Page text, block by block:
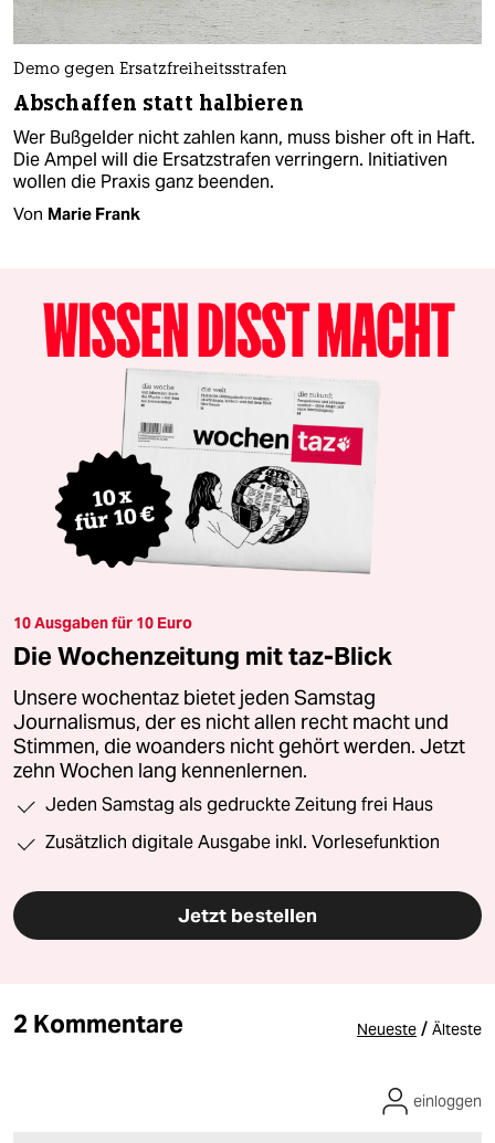
Demo gegen Ersatzfreiheitsstrafen
Abschaffen statt halbieren
Wer Bußgelder nicht zahlen kann, muss bisher oft in Haft.
Die Ampel will die Ersatzstrafen verringern. Initiativen
wollen die Praxis ganz beenden.
Von Marie Frank
10 Ausgaben für 10 Euro
Die Wochenzeitung mit taz-Blick
Unsere wochentaz bietet jeden Samstag
Journalismus, der es nicht allen recht macht und
Stimmen, die woanders nicht gehört werden. Jetzt
zehn Wochen lang kennenlernen.
Jeden Samstag als gedruckte Zeitung frei Haus
Zusätzlich digitale Ausgabe inkl. Vorlesefunktion
Jetzt bestellen
2 Kommentare Neueste / Älteste
einloggen